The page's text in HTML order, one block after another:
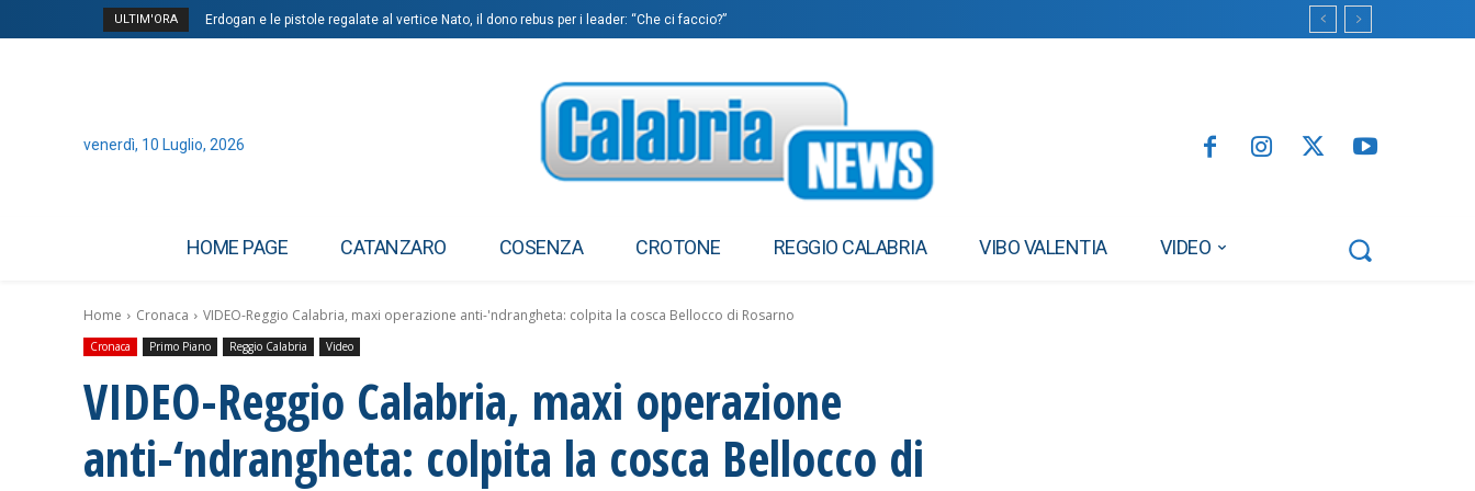
ULTIM'ORA Erdogan e le pistole regalate al vertice Nato, il dono rebus per i leader: “Che ci faccio?”
Caldo, Magi (Sumai): “Detenuti tra categorie più a rischio, rafforzare sanità nelle carceri”
venerdì, 10 Luglio, 2026
HOME PAGE CATANZARO COSENZA CROTONE REGGIO CALABRIA VIBO VALENTIA VIDEO
Home Cronaca VIDEO-Reggio Calabria, maxi operazione anti-'ndrangheta: colpita la cosca Bellocco di Rosarno
Cronaca Primo Piano Reggio Calabria Video
VIDEO-Reggio Calabria, maxi operazione
anti-‘ndrangheta: colpita la cosca Bellocco di